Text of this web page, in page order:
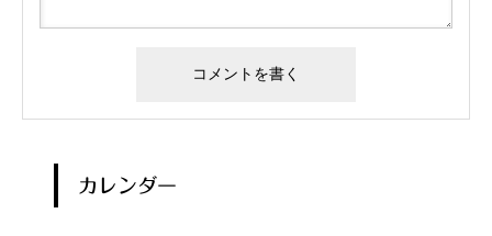
カレンダー